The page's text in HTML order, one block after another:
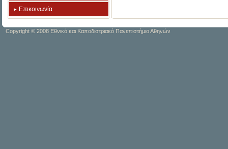
Επικοινωνία
Copyright © 2008 Εθνικό και Καποδιστριακό Πανεπιστήμιο Αθηνών